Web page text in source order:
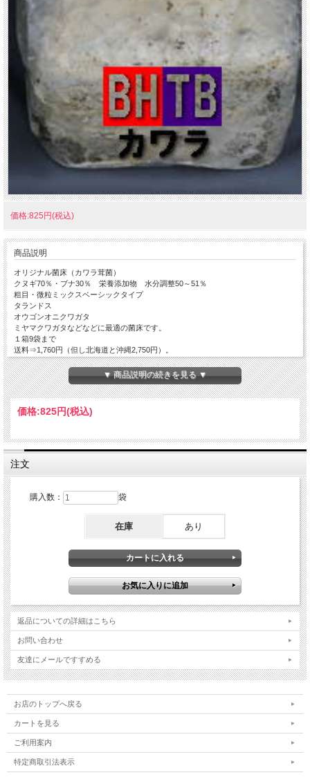
価格:825円(税込)
商品説明
オリジナル菌床（カワラ茸菌）
クヌギ70％・ブナ30％ 栄養添加物 水分調整50～51％
粗目・微粒ミックスベーシックタイプ
タランドス
オウゴンオニクワガタ
ミヤマクワガタなどなどに最適の菌床です。
１箱9袋まで
送料⇒1,760円（但し北海道と沖縄2,750円）。
▼ 商品説明の続きを見る ▼
価格:825円(税込)
注文
購入数： 袋
在庫 あり
返品についての詳細はこちら
お問い合わせ
友達にメールですすめる
お店のトップへ戻る
カートを見る
ご利用案内
特定商取引法表示